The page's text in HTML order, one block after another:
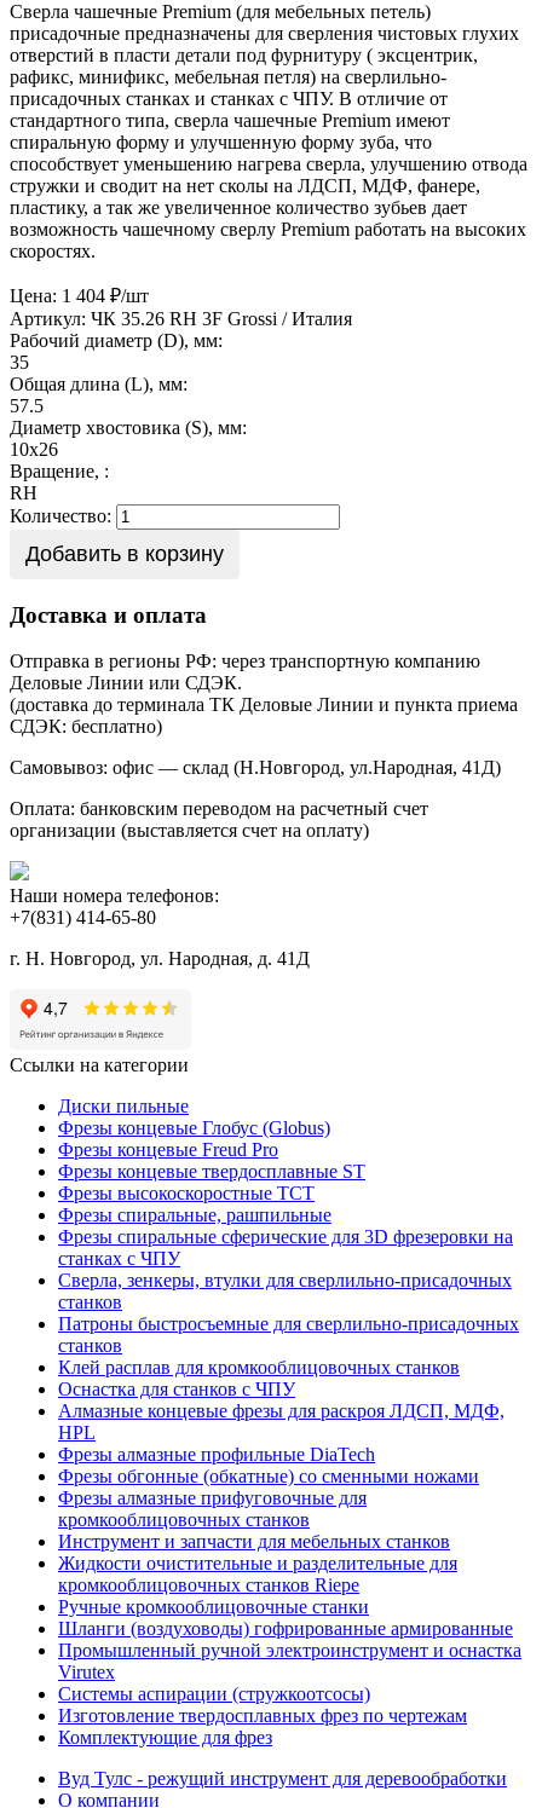
Сверла чашечные Premium (для мебельных петель)
присадочные предназначены для сверления чистовых глухих
отверстий в пласти детали под фурнитуру ( эксцентрик,
рафикс, минификс, мебельная петля) на сверлильно-
присадочных станках и станках с ЧПУ. В отличие от
стандартного типа, сверла чашечные Premium имеют
спиральную форму и улучшенную форму зуба, что
способствует уменьшению нагрева сверла, улучшению отвода
стружки и сводит на нет сколы на ЛДСП, МДФ, фанере,
пластику, а так же увеличенное количество зубьев дает
возможность чашечному сверлу Premium работать на высоких
скоростях.
Цена: 1 404 ₽/шт
Артикул: ЧК 35.26 RH 3F Grossi / Италия
Рабочий диаметр (D), мм:
35
Общая длина (L), мм:
57.5
Диаметр хвостовика (S), мм:
10х26
Вращение, :
RH
Количество:
Добавить в корзину
Доставка и оплата
Отправка в регионы РФ: через транспортную компанию
Деловые Линии или СДЭК.
(доставка до терминала ТК Деловые Линии и пункта приема
СДЭК: бесплатно)
Самовывоз: офис — склад (Н.Новгород, ул.Народная, 41Д)
Оплата: банковским переводом на расчетный счет
организации (выставляется счет на оплату)
Наши номера телефонов:
+7(831) 414-65-80
г. Н. Новгород, ул. Народная, д. 41Д
Ссылки на категории
Диски пильные
Фрезы концевые Глобус (Globus)
Фрезы концевые Freud Pro
Фрезы концевые твердосплавные ST
Фрезы высокоскоростные ТСТ
Фрезы спиральные, рашпильные
Фрезы спиральные сферические для 3D фрезеровки на
станках с ЧПУ
Сверла, зенкеры, втулки для сверлильно-присадочных
станков
Патроны быстросъемные для сверлильно-присадочных
станков
Клей расплав для кромкооблицовочных станков
Оснастка для станков с ЧПУ
Алмазные концевые фрезы для раскроя ЛДСП, МДФ,
HPL
Фрезы алмазные профильные DiaTech
Фрезы обгонные (обкатные) со сменными ножами
Фрезы алмазные прифуговочные для
кромкооблицовочных станков
Инструмент и запчасти для мебельных станков
Жидкости очистительные и разделительные для
кромкооблицовочных станков Riepe
Ручные кромкооблицовочные станки
Шланги (воздуховоды) гофрированные армированные
Промышленный ручной электроинструмент и оснастка
Virutex
Системы аспирации (стружкоотсосы)
Изготовление твердосплавных фрез по чертежам
Комплектующие для фрез
Вуд Тулс - режущий инструмент для деревообработки
О компании